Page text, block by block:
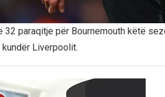
32 paraqitje për Bournemouth këtë
Liverpoolit.